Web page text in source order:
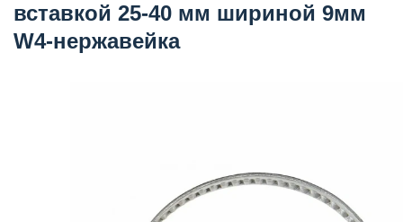
вставкой 25-40 мм шириной 9мм
W4-нержавейка